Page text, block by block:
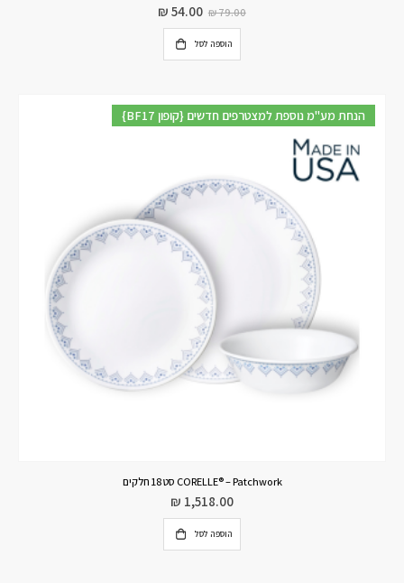
₪79.00
₪ 54.00
הוספה לסל
{BF17 קופון} הנחת מע"מ נוספת למצטרפים חדשים
CORELLE® – Patchwork סט 18 חלקים
₪ 1,518.00
הוספה לסל